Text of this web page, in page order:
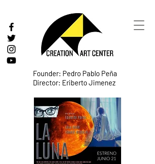
Founder: Pedro Pablo Peña
Director: Eriberto Jimenez